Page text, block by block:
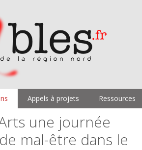
Appels à projets Ressources
une journée
mal-être dans le